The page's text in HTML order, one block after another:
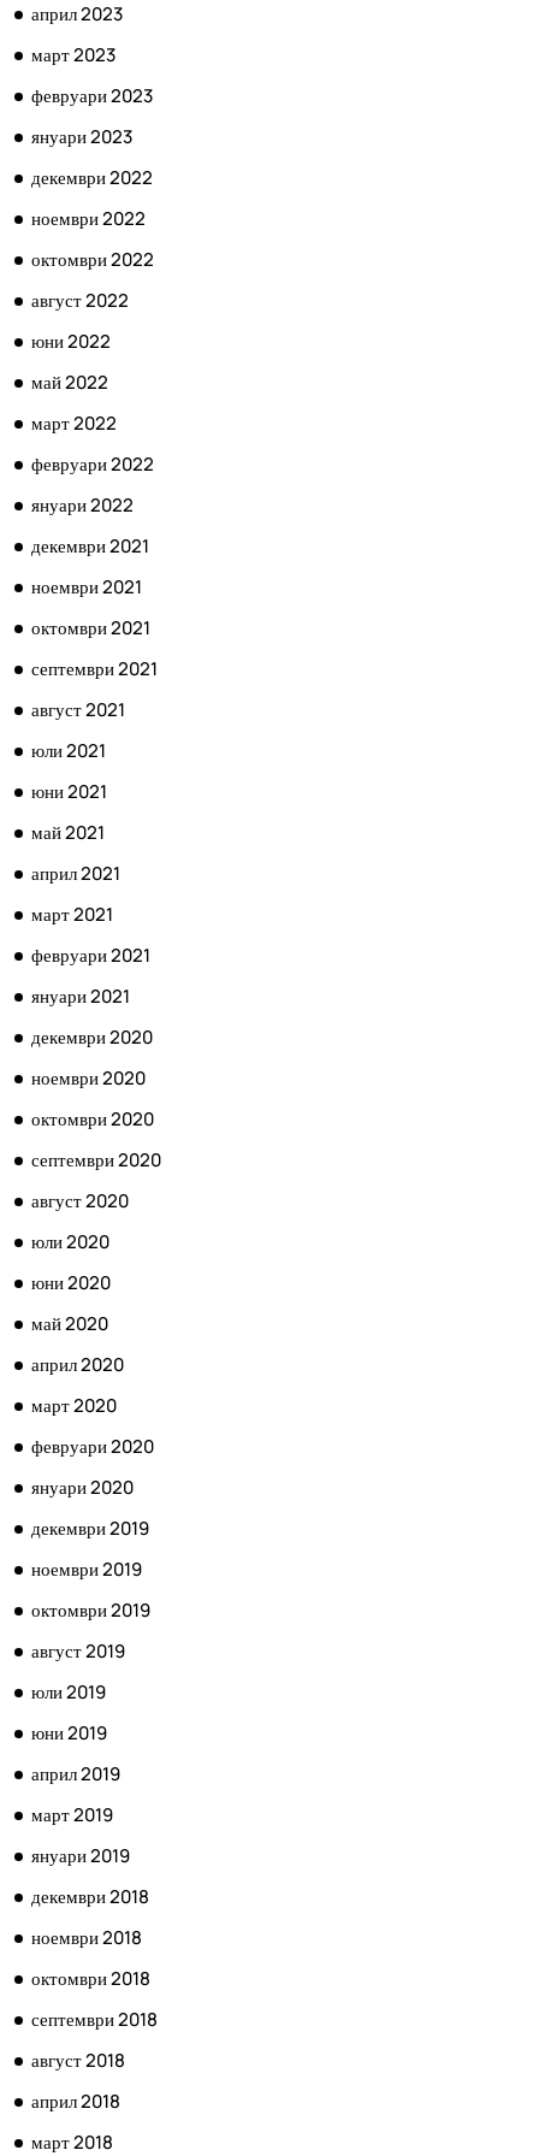
април 2023
март 2023
февруари 2023
януари 2023
декември 2022
ноември 2022
октомври 2022
август 2022
юни 2022
май 2022
март 2022
февруари 2022
януари 2022
декември 2021
ноември 2021
октомври 2021
септември 2021
август 2021
юли 2021
юни 2021
май 2021
април 2021
март 2021
февруари 2021
януари 2021
декември 2020
ноември 2020
октомври 2020
септември 2020
август 2020
юли 2020
юни 2020
май 2020
април 2020
март 2020
февруари 2020
януари 2020
декември 2019
ноември 2019
октомври 2019
август 2019
юли 2019
юни 2019
април 2019
март 2019
януари 2019
декември 2018
ноември 2018
октомври 2018
септември 2018
август 2018
април 2018
март 2018